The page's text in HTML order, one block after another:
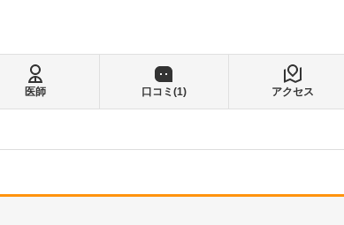
医師 口コミ(1) アクセス